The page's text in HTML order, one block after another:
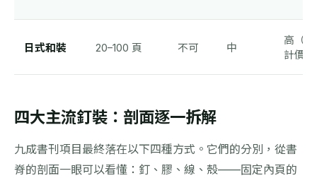
日式和裝 20–100 頁 不可 中
高（
計價）
四大主流釘裝：剖面逐一拆解
九成書刊項目最終落在以下四種方式。它們的分別，從書
脊的剖面一眼可以看懂：釘、膠、線、殼——固定內頁的